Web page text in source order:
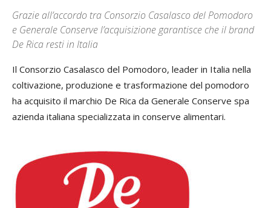
Grazie all’accordo tra Consorzio Casalasco del Pomodoro
e Generale Conserve l’acquisizione garantisce che il brand
De Rica resti in Italia
Il Consorzio Casalasco del Pomodoro, leader in Italia nella
coltivazione, produzione e trasformazione del pomodoro
ha acquisito il marchio De Rica da Generale Conserve spa
azienda italiana specializzata in conserve alimentari.